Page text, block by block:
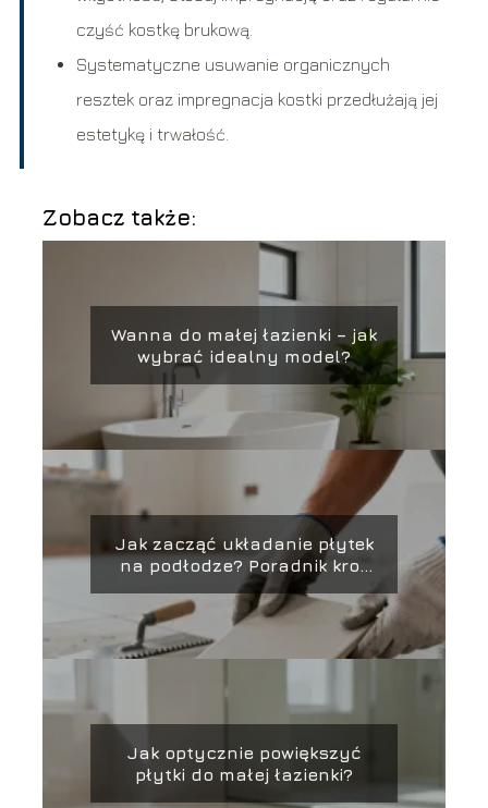
czyść kostkę brukową.
Systematyczne usuwanie organicznych
resztek oraz impregnacja kostki przedłużają jej
estetykę i trwałość.
Zobacz także:
Wanna do małej łazienki – jak
wybrać idealny model?
Jak zacząć układanie płytek
na podłodze? Poradnik krok
po kroku
Jak optycznie powiększyć
płytki do małej łazienki?